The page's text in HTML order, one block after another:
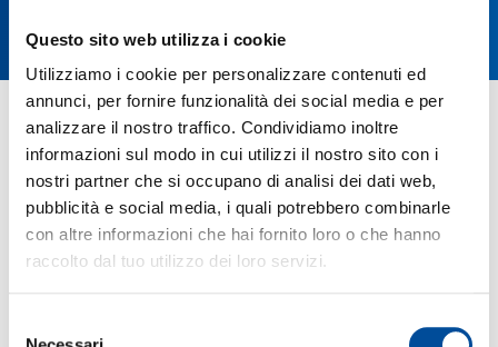
Questo sito web utilizza i cookie
Utilizziamo i cookie per personalizzare contenuti ed
annunci, per fornire funzionalità dei social media e per
analizzare il nostro traffico. Condividiamo inoltre
informazioni sul modo in cui utilizzi il nostro sito con i
nostri partner che si occupano di analisi dei dati web,
pubblicità e social media, i quali potrebbero combinarle
con altre informazioni che hai fornito loro o che hanno
raccolto dal tuo utilizzo dei loro servizi.